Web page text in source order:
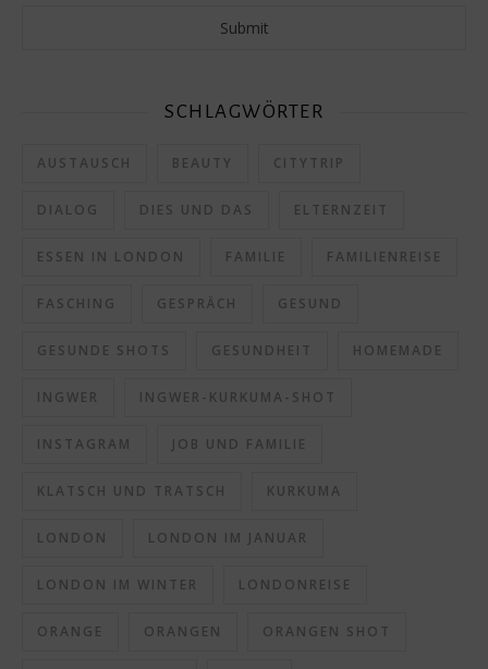
SCHLAGWÖRTER
AUSTAUSCH BEAUTY CITYTRIP
DIALOG DIES UND DAS ELTERNZEIT
ESSEN IN LONDON FAMILIE FAMILIENREISE
FASCHING GESPRÄCH GESUND
GESUNDE SHOTS GESUNDHEIT HOMEMADE
INGWER INGWER-KURKUMA-SHOT
INSTAGRAM JOB UND FAMILIE
KLATSCH UND TRATSCH KURKUMA
LONDON LONDON IM JANUAR
LONDON IM WINTER LONDONREISE
ORANGE ORANGEN ORANGEN SHOT